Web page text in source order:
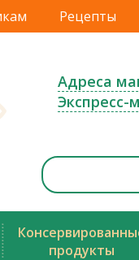
Рецепты
Адреса
Экспресс-
продукты